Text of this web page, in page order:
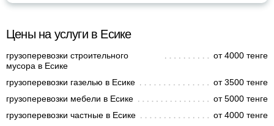
Цены на услуги в Есике
грузоперевозки строительного
мусора в Есике
от 4000 тенге
грузоперевозки газелью в Есике
от 3500 тенге
грузоперевозки мебели в Есике
от 5000 тенге
грузоперевозки частные в Есике
от 4000 тенге